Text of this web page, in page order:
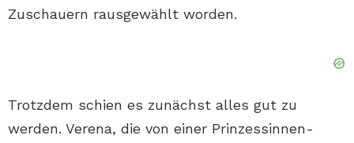
Zuschauern rausgewählt worden.
Trotzdem schien es zunächst alles gut zu
werden. Verena, die von einer Prinzessinnen-